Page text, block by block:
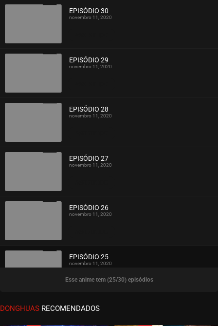
EPISÓDIO 30
novembro 11, 2020
EPISÓDIO 29
novembro 11, 2020
EPISÓDIO 28
novembro 11, 2020
EPISÓDIO 27
novembro 11, 2020
EPISÓDIO 26
novembro 11, 2020
ASSISTIDO
EPISÓDIO 25
novembro 11, 2020
EPISÓDIO 24
Esse anime tem (25/30) episódios
DONGHUAS RECOMENDADOS